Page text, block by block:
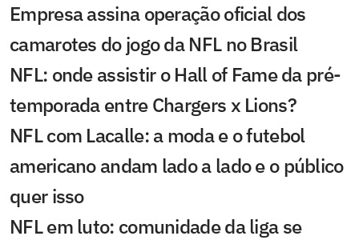
Empresa assina operação oficial dos
camarotes do jogo da NFL no Brasil
NFL: onde assistir o Hall of Fame da pré-
temporada entre Chargers x Lions?
NFL com Lacalle: a moda e o futebol
americano andam lado a lado e o público
quer isso
NFL em luto: comunidade da liga se